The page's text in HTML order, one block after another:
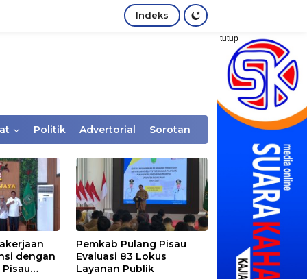
Indeks
tutup
Politik Advertorial Sorotan
dengan
Pemkab Pulang Pisau
Evaluasi 83 Lokus
Layanan Publik